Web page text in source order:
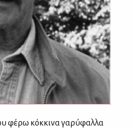
φέρω κόκκινα γαρύφαλλα